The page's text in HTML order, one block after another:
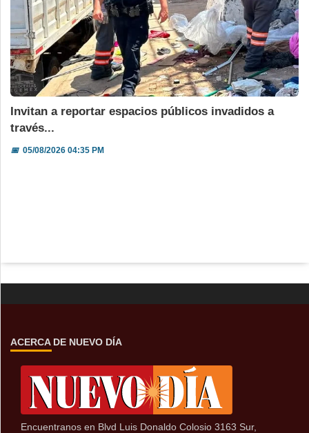
Invitan a reportar espacios públicos invadidos a
través...
📅05/08/2026 04:35 PM
ACERCA DE NUEVO DÍA
Encuentranos en Blvd Luis Donaldo Colosio 3163 Sur,